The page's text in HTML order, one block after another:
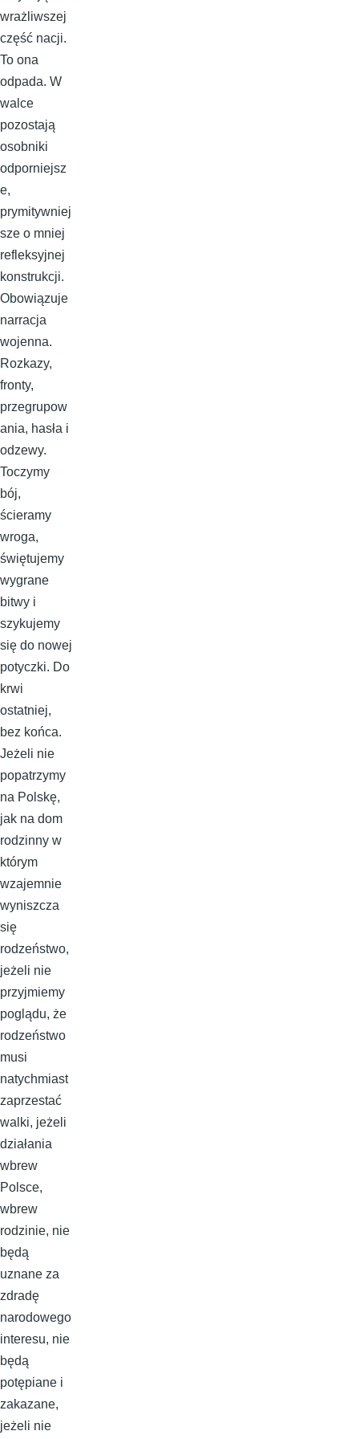
wrażliwszej
część nacji.
To ona
odpada. W
walce
pozostają
osobniki
odporniejsz
e,
prymitywniej
sze o mniej
refleksyjnej
konstrukcji.
Obowiązuje
narracja
wojenna.
Rozkazy,
fronty,
przegrupow
ania, hasła i
odzewy.
Toczymy
bój,
ścieramy
wroga,
świętujemy
wygrane
bitwy i
szykujemy
się do nowej
potyczki. Do
krwi
ostatniej,
bez końca.
Jeżeli nie
popatrzymy
na Polskę,
jak na dom
rodzinny w
którym
wzajemnie
wyniszcza
się
rodzeństwo,
jeżeli nie
przyjmiemy
poglądu, że
rodzeństwo
musi
natychmiast
zaprzestać
walki, jeżeli
działania
wbrew
Polsce,
wbrew
rodzinie, nie
będą
uznane za
zdradę
narodowego
interesu, nie
będą
potępiane i
zakazane,
jeżeli nie